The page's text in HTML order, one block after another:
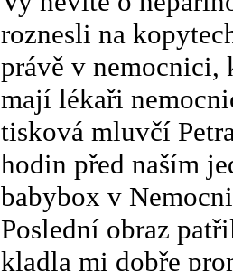
roznesli na
právě v nemocnici,
mají lékaři
tisková mluvčí
hodin před naším
babybox v
Poslední obraz
kladla mi dobře